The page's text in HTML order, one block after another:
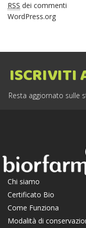
RSS dei commenti
WordPress.org
ISCRIVITI
Resta aggiornato sulle
Chi siamo
Certificato Bio
Come Funziona
Modalità di